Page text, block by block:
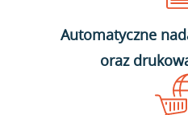
Automatyczne
oraz